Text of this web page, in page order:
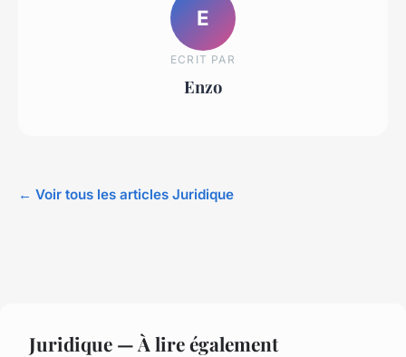
E
ECRIT PAR
Enzo
← Voir tous les articles Juridique
Juridique — À lire également